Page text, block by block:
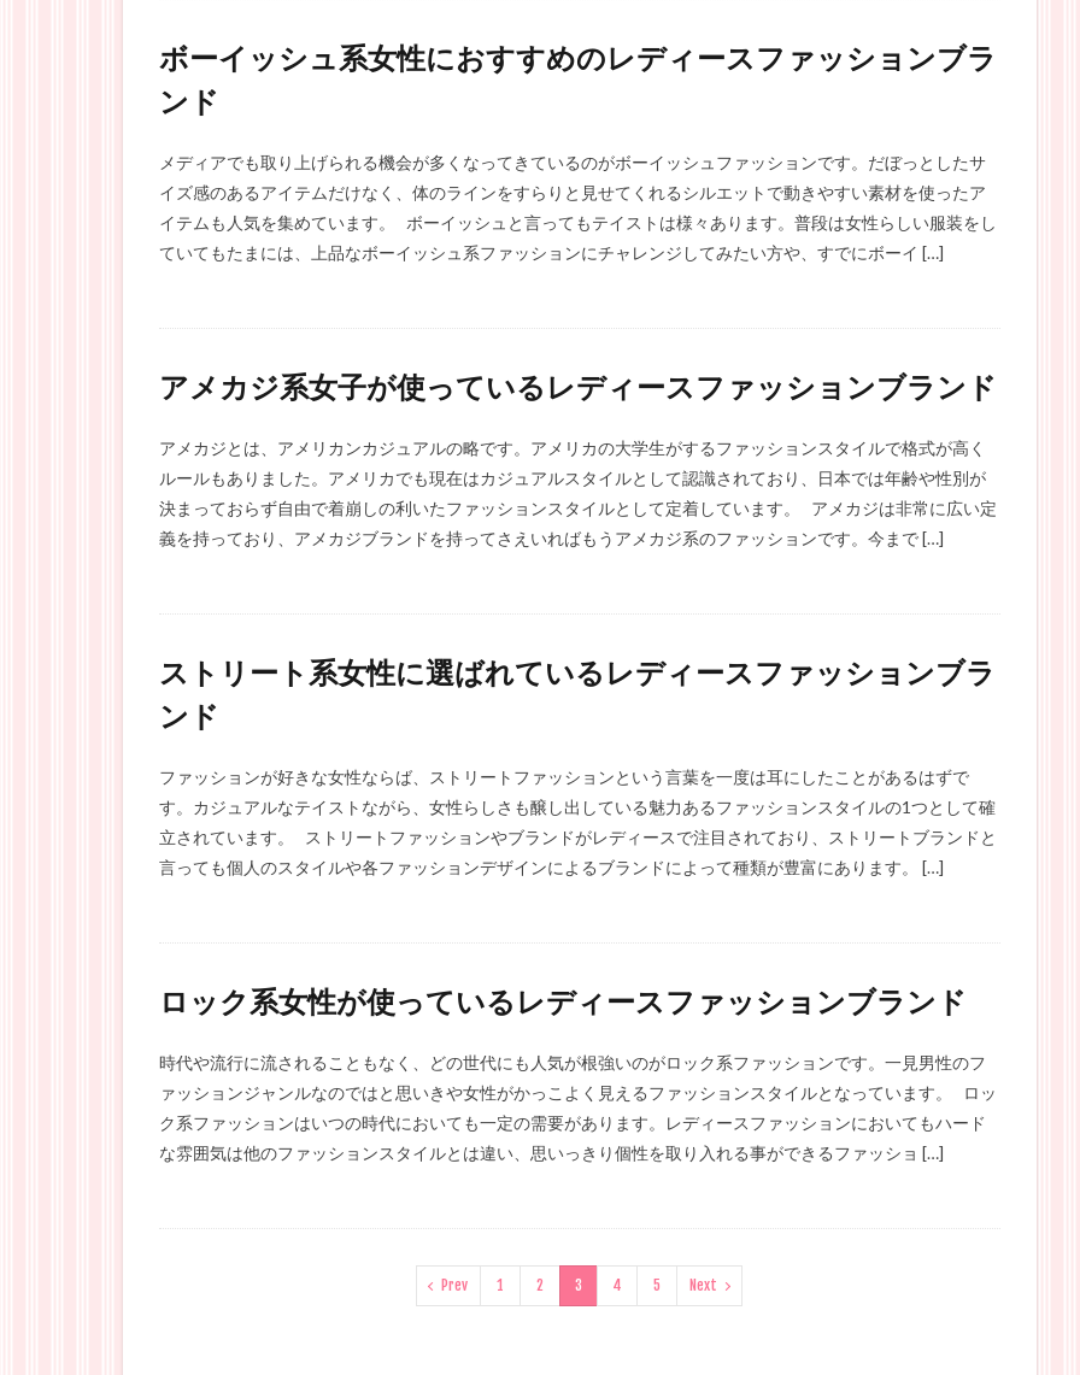
ボーイッシュ系女性におすすめのレディースファッションブラ
ンド
メディアでも取り上げられる機会が多くなってきているのがボーイッシュファッションです。だぼっとしたサ
イズ感のあるアイテムだけなく、体のラインをすらりと見せてくれるシルエットで動きやすい素材を使ったア
イテムも人気を集めています。 ボーイッシュと言ってもテイストは様々あります。普段は女性らしい服装をし
ていてもたまには、上品なボーイッシュ系ファッションにチャレンジしてみたい方や、すでにボーイ […]
アメカジ系女子が使っているレディースファッションブランド
アメカジとは、アメリカンカジュアルの略です。アメリカの大学生がするファッションスタイルで格式が高く
ルールもありました。アメリカでも現在はカジュアルスタイルとして認識されており、日本では年齢や性別が
決まっておらず自由で着崩しの利いたファッションスタイルとして定着しています。 アメカジは非常に広い定
義を持っており、アメカジブランドを持ってさえいればもうアメカジ系のファッションです。今まで […]
ストリート系女性に選ばれているレディースファッションブラ
ンド
ファッションが好きな女性ならば、ストリートファッションという言葉を一度は耳にしたことがあるはずで
す。カジュアルなテイストながら、女性らしさも醸し出している魅力あるファッションスタイルの1つとして確
立されています。 ストリートファッションやブランドがレディースで注目されており、ストリートブランドと
言っても個人のスタイルや各ファッションデザインによるブランドによって種類が豊富にあります。 […]
ロック系女性が使っているレディースファッションブランド
時代や流行に流されることもなく、どの世代にも人気が根強いのがロック系ファッションです。一見男性のフ
ァッションジャンルなのではと思いきや女性がかっこよく見えるファッションスタイルとなっています。 ロッ
ク系ファッションはいつの時代においても一定の需要があります。レディースファッションにおいてもハード
な雰囲気は他のファッションスタイルとは違い、思いっきり個性を取り入れる事ができるファッショ […]
Prev 1 2 3 4 5 Next